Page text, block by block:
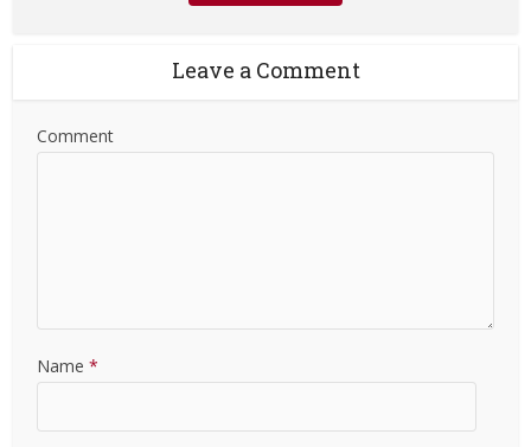
Leave a Comment
Comment
Name *